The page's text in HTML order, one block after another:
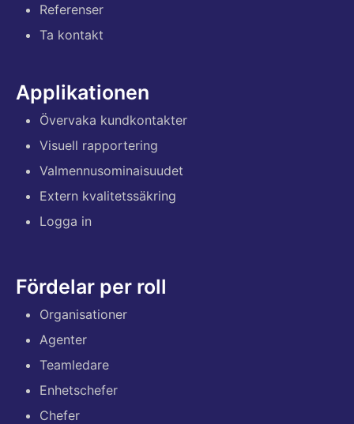
Referenser
Ta kontakt
Applikationen
Övervaka kundkontakter
Visuell rapportering
Valmennusominaisuudet
Extern kvalitetssäkring
Logga in
Fördelar per roll
Organisationer
Agenter
Teamledare
Enhetschefer
Chefer